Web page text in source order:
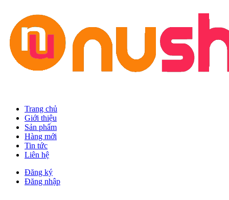
Trang chủ
Giới thiệu
Sản phẩm
Hàng mới
Tin tức
Liên hệ
Đăng ký
Đăng nhập